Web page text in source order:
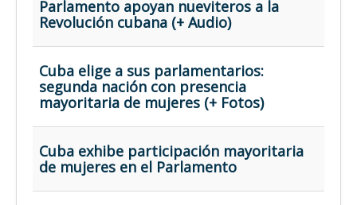
Francés
Parlamento apoyan nueviteros a la
Revolución cubana (+ Audio)
Cuba elige a sus parlamentarios:
segunda nación con presencia
mayoritaria de mujeres (+ Fotos)
Cuba exhibe participación mayoritaria
de mujeres en el Parlamento